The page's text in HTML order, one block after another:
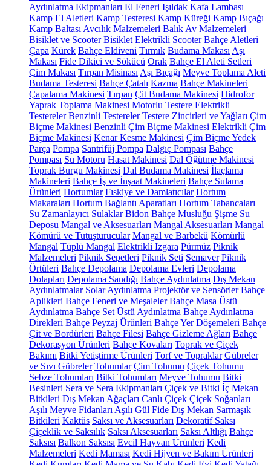
Aydınlatma Ekipmanları El Feneri Işıldak Kafa Lambası
Kamp El Aletleri Kamp Testeresi Kamp Küreği Kamp Bıçağı
Kamp Baltası Avcılık Malzemeleri Balık Av Malzemeleri
Bisiklet ve Scooter Bisiklet Elektrikli Scooter Bahçe Aletleri
Çapa Kürek Bahçe Eldiveni Tırmık Budama Makası Aşı
Makası Fide Dikici ve Sökücü Orak Bahçe El Aleti Setleri
Çim Makası Tırpan Misinası Aşı Bıçağı Meyve Toplama Aleti
Budama Testeresi Bahçe Çatalı Kazma Bahçe Makineleri
Çapalama Makinesi Tırpan Çit Budama Makinesi Hidrofor
Yaprak Toplama Makinesi Motorlu Testere Elektrikli
Testereler Benzinli Testereler Testere Zincirleri ve Yağları Çim
Biçme Makinesi Benzinli Çim Biçme Makinesi Elektrikli Çim
Biçme Makinesi Kenar Kesme Makinesi Çim Biçme Yedek
Parça Pompa Santrifüj Pompa Dalgıç Pompası Bahçe
Pompası Su Motoru Hasat Makinesi Dal Öğütme Makinesi
Toprak Burgu Makinesi Dal Budama Makinesi İlaçlama
Makineleri Bahçe İş ve İnşaat Makineleri Bahçe Sulama
Ürünleri Hortumlar Fıskiye ve Damlatıcılar Hortum
Makaraları Hortum Bağlantı Aparatları Hortum Tabancaları
Su Zamanlayıcı Sulaklar Bidon Bahçe Musluğu Şişme Su
Deposu Mangal ve Aksesuarları Mangal Aksesuarları Mangal
Kömürü ve Tutuşturucular Mangal ve Barbekü Kömürlü
Mangal Tüplü Mangal Elektrikli Izgara Pürmüz Piknik
Malzemeleri Piknik Sepetleri Piknik Seti Semaver Piknik
Örtüleri Bahçe Depolama Depolama Evleri Depolama
Dolapları Depolama Sandığı Bahçe Aydınlatma Dış Mekan
Aydınlatmalar Solar Aydınlatma Projektör ve Sensörler Bahçe
Aplikleri Bahçe Feneri ve Meşaleler Bahçe Masa Üstü
Aydınlatma Bahçe Set Üstü Aydınlatma Bahçe Aydınlatma
Direkleri Bahçe Peyzaj Ürünleri Bahçe Yer Döşemeleri Bahçe
Çit ve Bordürleri Bahçe Filesi Bahçe Gizleme Ağları Bahçe
Dekorasyon Ürünleri Bahçe Kovaları Toprak ve Çiçek
Bakımı Bitki Yetiştirme Ürünleri Torf ve Topraklar Gübreler
ve Sıvı Gübreler Tohumlar Çim Tohumu Çiçek Tohumu
Sebze Tohumları Bitki Tohumları Meyve Tohumu Bitki
Besinleri Sera ve Sera Ekipmanları Çiçek ve Bitki İç Mekan
Bitkileri Dış Mekan Ağaçları Canlı Çiçek Çiçek Soğanları
Aşılı Meyve Fidanları Aşılı Gül Fide Dış Mekan Sarmaşık
Bitkileri Kaktüs Saksı ve Aksesuarları Dekoratif Saksı
Çiçeklik ve Saksılık Saksı Aksesuarları Saksı Altlığı Bahçe
Saksısı Balkon Saksısı Evcil Hayvan Ürünleri Kedi
Malzemeleri Kedi Maması Kedi Hijyen ve Bakım Ürünleri